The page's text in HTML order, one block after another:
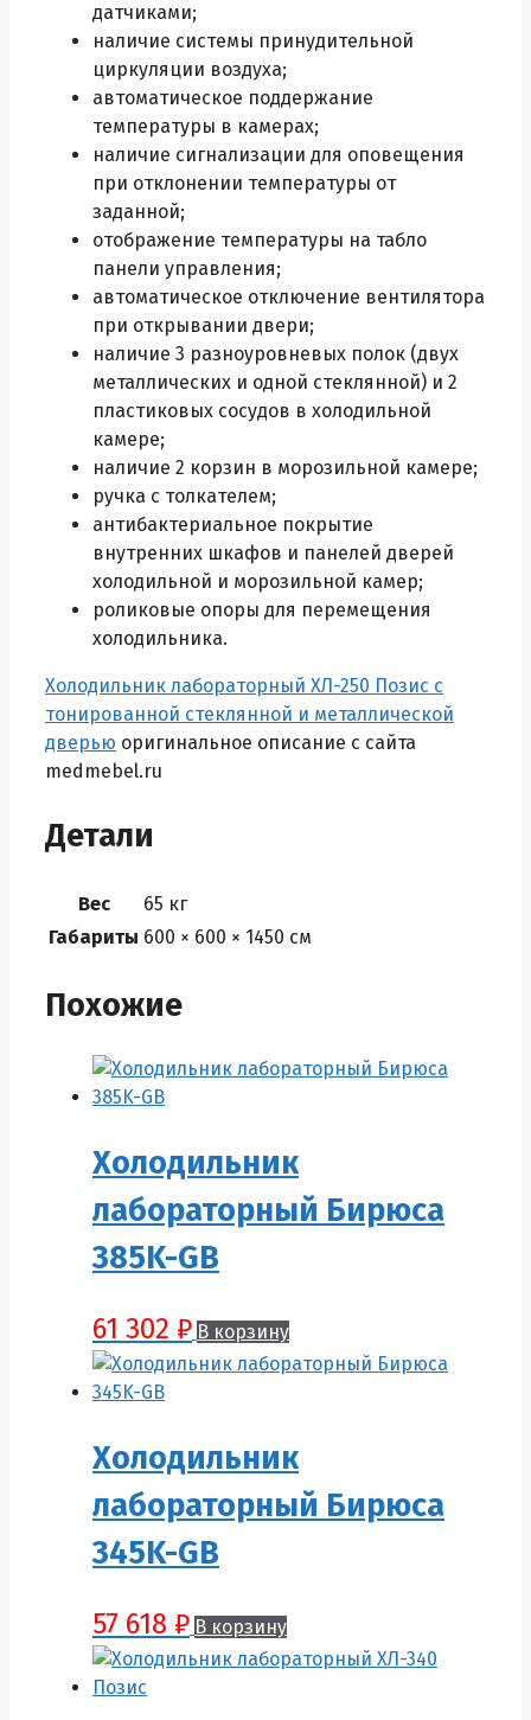
датчиками;
наличие системы принудительной
циркуляции воздуха;
автоматическое поддержание
температуры в камерах;
наличие сигнализации для оповещения
при отклонении температуры от
заданной;
отображение температуры на табло
панели управления;
автоматическое отключение вентилятора
при открывании двери;
наличие 3 разноуровневых полок (двух
металлических и одной стеклянной) и 2
пластиковых сосудов в холодильной
камере;
наличие 2 корзин в морозильной камере;
ручка с толкателем;
антибактериальное покрытие
внутренних шкафов и панелей дверей
холодильной и морозильной камер;
роликовые опоры для перемещения
холодильника.
Холодильник лабораторный ХЛ-250 Позис с
тонированной стеклянной и металлической
дверью оригинальное описание с сайта
medmebel.ru
Детали
Вес
65 кг
Габариты 600 × 600 × 1450 см
Похожие
Холодильник
лабораторный Бирюса
385K-GB
61 302 ₽ В корзину
Холодильник
лабораторный Бирюса
345K-GB
57 618 ₽ В корзину